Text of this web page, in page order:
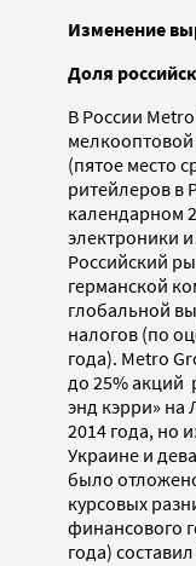
Изменение
Доля
В России
мелкооптовой
(пятое место
ритейлеров в
календарном
электроники
Российский
германской
глобальной
налогов (по
года). Metro
до 25% акций
энд кэрри»
2014 года, но
Украине и
было
курсовых
финансового
года)